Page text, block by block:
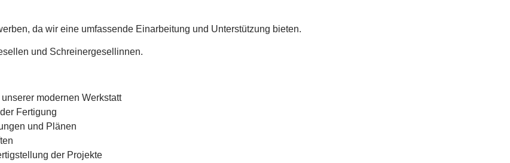
da wir eine umfassende Einarbeitung und Unterstützung bieten.
und Schreinergesellinnen.
modernen Werkstatt
Fertigung
und Plänen
der Projekte